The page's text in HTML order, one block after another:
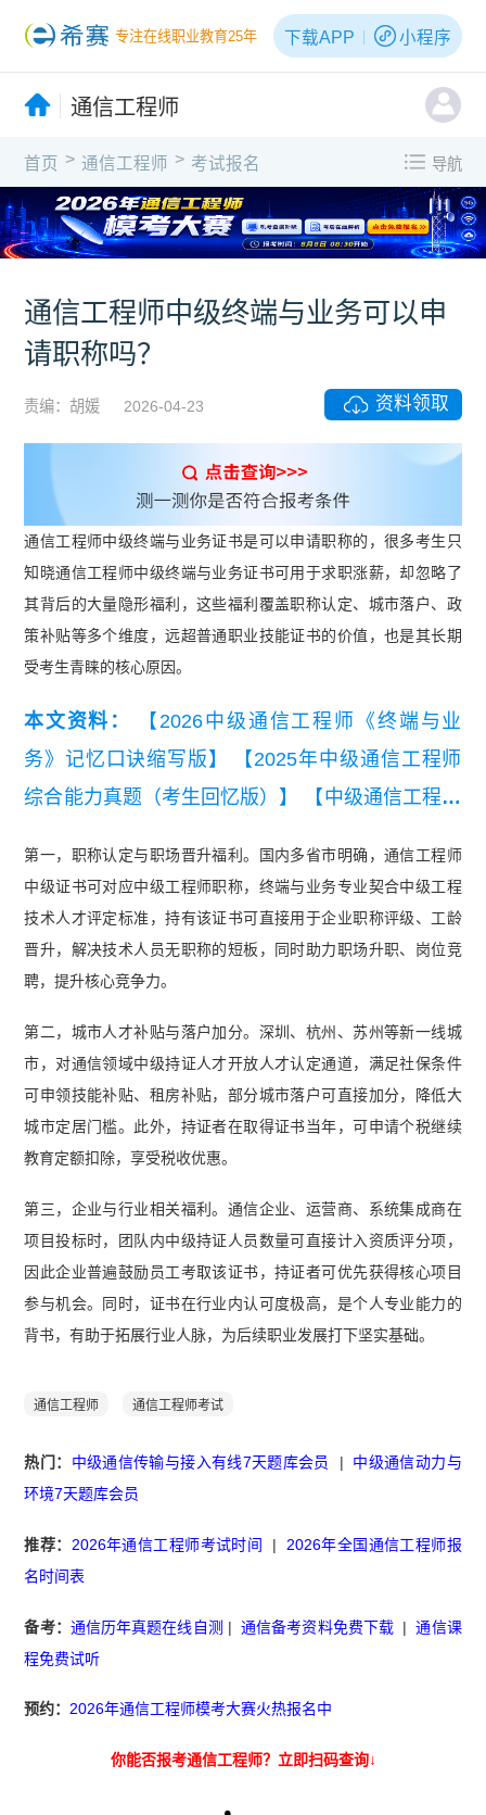
专注在线职业教育25年 下载APP 小程序
通信工程师
首页 > 通信工程师 > 考试报名 导航
通信工程师中级终端与业务可以申
请职称吗？
责编：胡媛 2026-04-23 资料领取
通信工程师中级终端与业务证书是可以申请职称的，很多考生只
知晓通信工程师中级终端与业务证书可用于求职涨薪，却忽略了
其背后的大量隐形福利，这些福利覆盖职称认定、城市落户、政
策补贴等多个维度，远超普通职业技能证书的价值，也是其长期
受考生青睐的核心原因。
本文资料：
【2026中级通信工程师《终端与业
务》记忆口诀缩写版】
【2025年中级通信工程师
综合能力真题（考生回忆版）】
【中级通信工程师
程师终端与业务知识点集锦】 【2026年中级通信
工程师综合能力知识点集锦】 【2025年中级通信
工程师终端与业务填空版背诵本】 【中级通信工程
师综合能力冲刺知识点】
第一，职称认定与职场晋升福利。国内多省市明确，通信工程师
中级证书可对应中级工程师职称，终端与业务专业契合中级工程
技术人才评定标准，持有该证书可直接用于企业职称评级、工龄
晋升，解决技术人员无职称的短板，同时助力职场升职、岗位竞
聘，提升核心竞争力。
第二，城市人才补贴与落户加分。深圳、杭州、苏州等新一线城
市，对通信领域中级持证人才开放人才认定通道，满足社保条件
可申领技能补贴、租房补贴，部分城市落户可直接加分，降低大
城市定居门槛。此外，持证者在取得证书当年，可申请个税继续
教育定额扣除，享受税收优惠。
第三，企业与行业相关福利。通信企业、运营商、系统集成商在
项目投标时，团队内中级持证人员数量可直接计入资质评分项，
因此企业普遍鼓励员工考取该证书，持证者可优先获得核心项目
参与机会。同时，证书在行业内认可度极高，是个人专业能力的
背书，有助于拓展行业人脉，为后续职业发展打下坚实基础。
通信工程师 通信工程师考试
热门： 中级通信传输与接入有线7天题库会员 | 中级通信动力与
环境7天题库会员
推荐： 2026年通信工程师考试时间 | 2026年全国通信工程师报
名时间表
备考： 通信历年真题在线自测 |通信备考资料免费下载 |通信课
程免费试听
预约：2026年通信工程师模考大赛火热报名中
你能否报考通信工程师？立即扫码查询↓